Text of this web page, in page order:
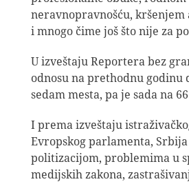
neravnopravnošću,
i mnogo čime još što nije za
U izveštaju Reportera bez
odnosu na prethodnu godinu
sedam mesta, pa je sada na
I prema izveštaju
Evropskog parlamenta, Srbija
politizacijom, problemima u
medijskih zakona,